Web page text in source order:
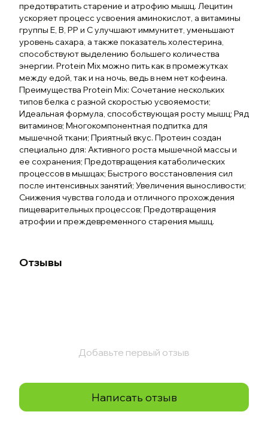
предотвратить старение и атрофию мышц. Лецитин
ускоряет процесс усвоения аминокислот, а витамины
группы Е, В, РР и С улучшают иммунитет, уменьшают
уровень сахара, а также показатель холестерина,
способствуют выделению большего количества
энергии. Protein Mix можно пить как в промежутках
между едой, так и на ночь, ведь в нем нет кофеина.
Преимущества Protein Mix: Сочетание нескольких
типов белка с разной скоростью усвояемости;
Идеальная формула, способствующая росту мышц; Ряд
витаминов; Многокомпонентная подпитка для
мышечной ткани; Приятный вкус. Протеин создан
специально для: Активного роста мышечной массы и
ее сохранения; Предотвращения катаболических
процессов в мышцах; Быстрого восстановления сил
после интенсивных занятий; Увеличения выносливости;
Снижения чувства голода и отличного прохождения
пищеварительных процессов; Предотвращения
атрофии и преждевременного старения мышц.
Отзывы
Добавьте первый отзыв
Написать отзыв